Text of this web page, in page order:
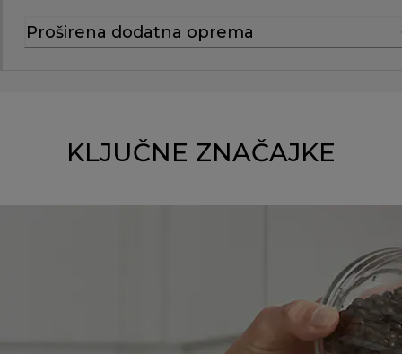
Proširena dodatna oprema
KLJUČNE ZNAČAJKE